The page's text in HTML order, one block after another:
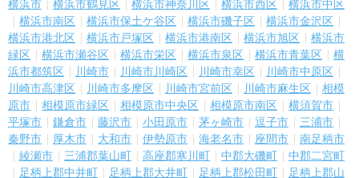
横浜市 横浜市鶴見区 横浜市神奈川区 横浜市西区
横浜市中区
横浜市南区
横浜市保土ケ谷区 横浜市磯子区
横浜市金沢区
横浜市港北区
横浜市戸塚区 横浜市港南区 横浜市旭区
横浜市
緑区
横浜市瀬谷区 横浜市栄区 横浜市泉区 横浜市青葉区
横
浜市都筑区
川崎市 川崎市川崎区 川崎市幸区
川崎市中原区
川崎市高津区
川崎市多摩区 川崎市宮前区 川崎市麻生区
相模
原市
相模原市緑区 相模原市中央区 相模原市南区
横須賀市
平塚市
鎌倉市 藤沢市 小田原市 茅ヶ崎市 逗子市
三浦市
秦野市
厚木市 大和市 伊勢原市 海老名市 座間市
南足柄市
綾瀬市
三浦郡葉山町 高座郡寒川町 中郡大磯町
中郡二宮町
足柄上郡中井町
足柄上郡大井町 足柄上郡松田町 足柄上郡山